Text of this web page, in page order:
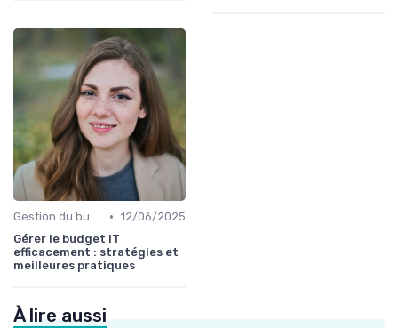
Gestion du budget IT • 12/06/2025
Gérer le budget IT
efficacement : stratégies et
meilleures pratiques
À lire aussi